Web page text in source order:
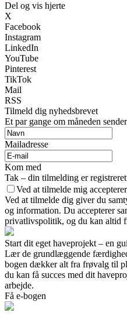
Del og vis hjerte
X
Facebook
Instagram
LinkedIn
YouTube
Pinterest
TikTok
Mail
RSS
Tilmeld dig nyhedsbrevet
Et par gange om måneden
Mailadresse
Kom med
Tak – din tilmelding er registreret
Ved at tilmelde mig
Ved at tilmelde dig giver du
og information. Du accepterer
privatlivspolitik, og du kan altid
Start dit eget haveprojekt – en
Lær de grundlæggende
bogen dækker alt fra frøvalg til
du kan få succes med dit
arbejde.
Få e-bogen